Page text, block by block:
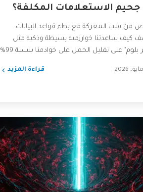
الاستعلامات المكلفة؟
قلب المعركة مع بطء قواعد البيانات.
كيف ساعدتنا خوارزمية بسيطة وذكية مثل
"فلاتر بلوم" على تقليل الحمل على خوادمنا بنسبة 99%
قراءة المزيد